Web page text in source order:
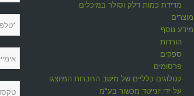
מדידת כמות דלק וסולר במיכלים
מוצרים
מידע נוסף
הורדות
ספקים
פרסומים
קטלוגים כלליים של מיטב החברות המיוצגות
על ידי יונייטד מכשור בע"מ